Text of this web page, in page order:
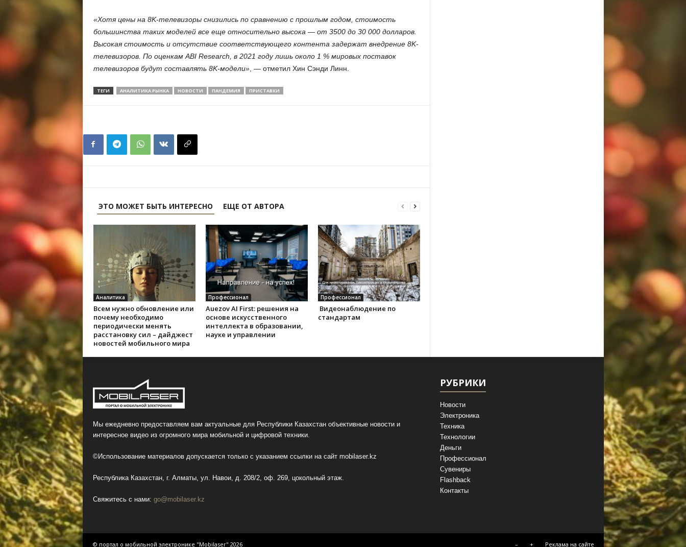
«Хотя цены на 8K-телевизоры снизились по сравнению с прошлым годом, стоимость
большинства таких моделей все еще относительно высока — от 3500 до 30 000 долларов.
Высокая стоимость и отсутствие соответствующего контента задержат внедрение 8K-
телевизоров. По оценкам ABI Research, в 2021 году лишь около 1 % мировых поставок
телевизоров будут составлять 8K-модели», — отметил Хин Сэнди Линн.
ТЕГИ АНАЛИТИКА РЫНКА НОВОСТИ ПАНДЕМИЯ ПРИСТАВКИ
ЭТО МОЖЕТ БЫТЬ ИНТЕРЕСНО ЕЩЕ ОТ АВТОРА
Аналитика
Всем нужно обновление или
почему необходимо
периодически менять
расстановку сил – дайджест
новостей мобильного мира
Профессионал
Auezov AI First: решения на
основе искусственного
интеллекта в образовании,
науке и управлении
Профессионал
Видеонаблюдение по
стандартам
Мы ежедневно предоставляем вам актуальные для Республики Казахстан объективные новости и
интересное видео из огромного мира мобильной и цифровой техники.
©Использование материалов допускается только с указанием ссылки на сайт mobilaser.kz
Республика Казахстан, г. Алматы, ул. Навои, д. 208/2, оф. 269, цокольный этаж.
Свяжитесь с нами: go@mobilaser.kz
РУБРИКИ
Новости
Электроника
Техника
Технологии
Деньги
Профессионал
Сувениры
Flashback
Контакты
– + Реклама на сайте
© портал о мобильной электронике "Mobilaser" 2026